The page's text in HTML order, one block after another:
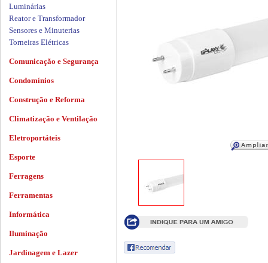
Luminárias
Reator e Transformador
Sensores e Minuterias
Torneiras Elétricas
Comunicação e Segurança
Condomínios
Construção e Reforma
Climatização e Ventilação
Eletroportáteis
Esporte
Ferragens
Ferramentas
Informática
Iluminação
Jardinagem e Lazer